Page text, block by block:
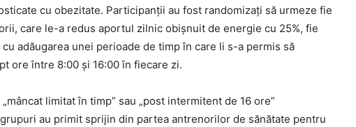
cu obezitate. Participanții au fost randomizați să urmeze fie
care le-a redus aportul zilnic obișnuit de energie cu 25%, fie
adăugarea unei perioade de timp în care li s-a permis să
ore între 8:00 și 16:00 în fiecare zi.
limitat în timp” sau „post intermitent de 16 ore”
au primit sprijin din partea antrenorilor de sănătate pentru